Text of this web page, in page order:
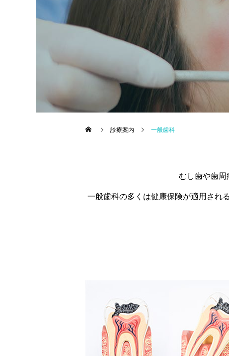
入れ歯
ール（8月11日〜14日まで
休診）
診療案内 一般歯科
むし歯や歯周
一般歯科の多くは健康保険が適用され